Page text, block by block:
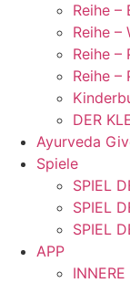
Reihe –
Reihe –
Reihe –
Reihe –
DER
Ayurveda
Spiele
SPIEL
SPIEL
SPIEL
APP